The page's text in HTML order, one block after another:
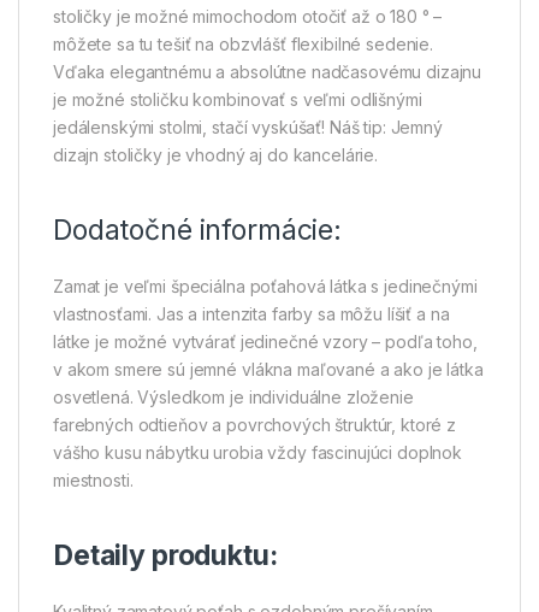
stoličky je možné mimochodom otočiť až o 180 ° –
môžete sa tu tešiť na obzvlášť flexibilné sedenie.
Vďaka elegantnému a absolútne nadčasovému dizajnu
je možné stoličku kombinovať s veľmi odlišnými
jedálenskými stolmi, stačí vyskúšať! Náš tip: Jemný
dizajn stoličky je vhodný aj do kancelárie.
Dodatočné informácie:
Zamat je veľmi špeciálna poťahová látka s jedinečnými
vlastnosťami. Jas a intenzita farby sa môžu líšiť a na
látke je možné vytvárať jedinečné vzory – podľa toho,
v akom smere sú jemné vlákna maľované a ako je látka
osvetlená. Výsledkom je individuálne zloženie
farebných odtieňov a povrchových štruktúr, ktoré z
vášho kusu nábytku urobia vždy fascinujúci doplnok
miestnosti.
Detaily produktu: